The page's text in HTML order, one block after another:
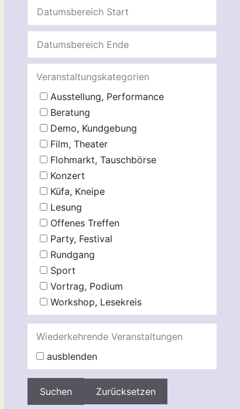
Veranstaltungskategorien
Ausstellung, Performance
Beratung
Demo, Kundgebung
Film, Theater
Flohmarkt, Tauschbörse
Konzert
Küfa, Kneipe
Lesung
Offenes Treffen
Party, Festival
Rundgang
Sport
Vortrag, Podium
Workshop, Lesekreis
Wiederkehrende Veranstaltungen
ausblenden
Zurücksetzen